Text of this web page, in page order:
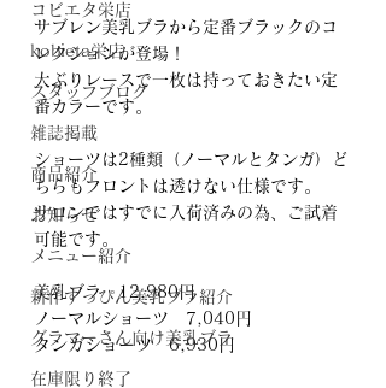
コビエタ栄店
kobieta栄店
スタッフブログ
雑誌掲載
商品紹介
お知らせ
メニュー紹介
新作すっぴん美乳ブラ紹介
グラマーさん向け美乳ブラ
在庫限り終了
サブレン美乳ブラから定番ブラックのコ
レクションが登場！
大ぶりレースで一枚は持っておきたい定
番カラーです。
ショーツは2種類（ノーマルとタンガ）ど
ちらもフロントは透けない仕様です。
サロンではすでに入荷済みの為、ご試着
可能です。
美乳ブラ　12,980円
ノーマルショーツ　7,040円
タンガショーツ　6,930円